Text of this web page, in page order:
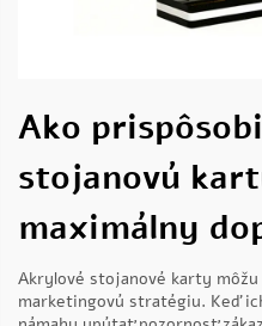
Ako
stojanovú
maximálny
Akrylové stojanové karty
marketingovú stratégiu. Keď